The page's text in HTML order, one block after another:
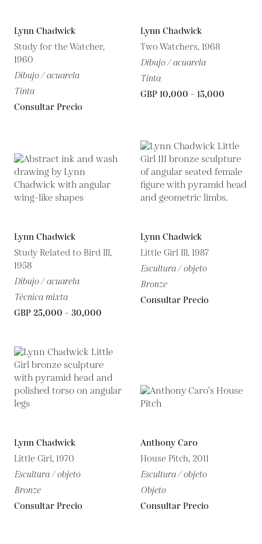
Lynn Chadwick
Study for the Watcher,
1960
Dibujo / acuarela
Tinta
Consultar Precio
Lynn Chadwick
Two Watchers, 1968
Dibujo / acuarela
Tinta
GBP 10,000 - 15,000
Lynn Chadwick
Study Related to Bird III,
1958
Dibujo / acuarela
Técnica mixta
GBP 25,000 - 30,000
Lynn Chadwick
Little Girl III, 1987
Escultura / objeto
Bronze
Consultar Precio
Lynn Chadwick
Little Girl, 1970
Escultura / objeto
Bronze
Consultar Precio
Anthony Caro
House Pitch, 2011
Escultura / objeto
Objeto
Consultar Precio